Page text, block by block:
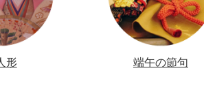
形 端午の節句